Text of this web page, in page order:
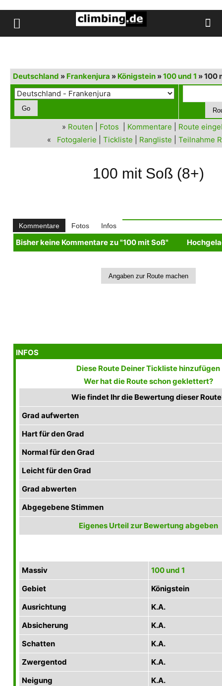
Deutschland » Frankenjura » Königstein »100 und 1 » 100
» Routen Fotos Kommentare
Route
« Fotogalerie Tickliste Rangliste Teilnahme
100 mit Soß (8+)
Kommentare Fotos Infos
Bisher keine Kommentare zu "100 mit Soß"
INFOS
Diese Route Deiner Tickliste hinzufügen
Wer hat die Route schon geklettert?
Wie findet Ihr die Bewertung dieser
Grad aufwerten
Hart für den Grad
Normal für den Grad
Leicht für den Grad
Grad abwerten
Abgegebene Stimmen
Eigenes Urteil zur Bewertung abgeben
Massiv
100 und 1
Gebiet
Königstein
Ausrichtung
K.A.
Absicherung
K.A.
Schatten
K.A.
Zwergentod
K.A.
Neigung
K.A.